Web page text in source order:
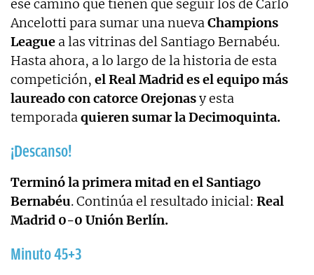
ese camino que tienen que seguir los de Carlo
Ancelotti para sumar una nuevaChampions
League a las vitrinas del Santiago Bernabéu.
Hasta ahora, a lo largo de la historia de esta
competición, el Real Madrid es el equipo más
laureado con catorce Orejonasy esta
temporadaquieren sumar la Decimoquinta.
¡Descanso!
Terminó la primera mitad en el Santiago
Bernabéu. Continúa el resultado inicial: Real
Madrid 0-0 Unión Berlín.
Minuto 45+3